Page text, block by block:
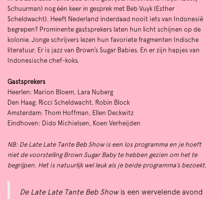
Schuurman) nog één keer in gesprek met Beb Vuyk (Esther
Scheldwacht). Heeft Nederland inderdaad nooit iets van Indonesië
begrepen? Prominente gastsprekers laten hun licht schijnen op de
kolonie. Jonge schrijvers lezen hun favoriete fragmenten Indische
literatuur. Er is jazz van Brown’s Sugar Babies. En er zijn hapjes van
Indonesische chef-koks.
Gastsprekers
Heerlen: Marion Bloem, Lara Nuberg
Den Haag: Ricci Scheldwacht, Robin Block
Amsterdam: Thom Hoffman, Ellen Deckwitz
Eindhoven: Dido Michielsen, Koen Verheijden
NB: De Late Late Tante Beb Show is een los programma en je hoeft
niet de voorstelling Brown Sugar Baby te hebben gezien om het te
begrijpen. Het is natuurlijk wel leuk als je beide programma’s bezoekt.
De Late Late Tante Beb Showis een wervelende avond